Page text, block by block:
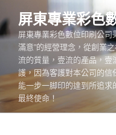
至
主
容
屏東專業彩色
屏東專業彩色數位印刷公司
滿意”的經營理念，從創業
流的質量，壹流的產品，壹
護，因為客護對本公司的
能一步一脚印的達到所追
最終使命！